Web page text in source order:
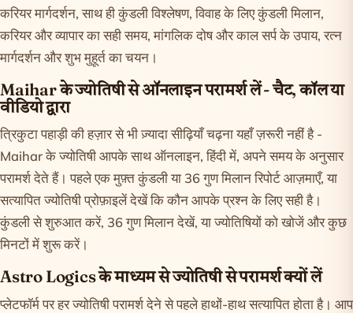
करियर मार्गदर्शन, साथ ही कुंडली विश्लेषण, विवाह के लिए कुंडली मिलान,
करियर और व्यापार का सही समय, मांगलिक दोष और काल सर्प के उपाय, रत्न
मार्गदर्शन और शुभ मुहूर्त का चयन।
Maihar के ज्योतिषी से ऑनलाइन परामर्श लें - चैट, कॉल या
वीडियो द्वारा
त्रिकुटा पहाड़ी की हज़ार से भी ज़्यादा सीढ़ियाँ चढ़ना यहाँ ज़रूरी नहीं है -
Maihar के ज्योतिषी आपके साथ ऑनलाइन, हिंदी में, अपने समय के अनुसार
परामर्श देते हैं। पहले एक मुफ़्त कुंडली या 36 गुण मिलान रिपोर्ट आज़माएँ, या
सत्यापित ज्योतिषी प्रोफ़ाइलें देखें कि कौन आपके प्रश्न के लिए सही है।
कुंडलीसे शुरुआत करें, 36 गुण मिलानदेखें, याज्योतिषियों को खोजेंऔर कुछ
मिनटों में शुरू करें।
Astro Logics के माध्यम से ज्योतिषी से परामर्श क्यों लें
प्लेटफॉर्म पर हर ज्योतिषी परामर्श देने से पहले हाथों-हाथ सत्यापित होता है। आप